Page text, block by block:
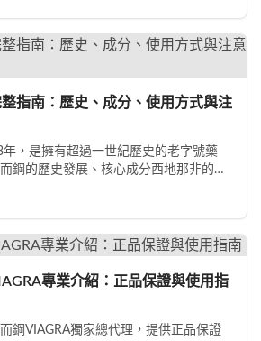
指南：歷史、成分、使用方式與注
，是擁有超過一世紀歷史的老字號藥
鋼的歷史發展、核心成分西地那非的作
專業介紹：正品保證與使用指
鋼VIAGRA獨家總代理，提供正品保證